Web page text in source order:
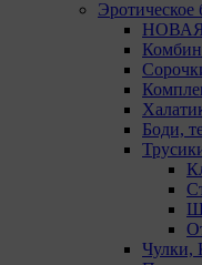
Эротическое
Боди,
Чулки,
Аналитические
Аналитические
предпочтения
которым мы
Яндекс
Москва, ул.
Политика
Google